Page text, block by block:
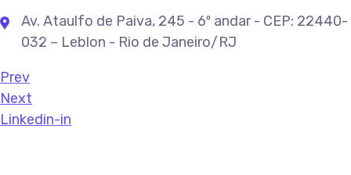
Av. Ataulfo de Paiva, 245 - 6º andar - CEP: 22440-
032 – Leblon - Rio de Janeiro/RJ
Prev
Next
Linkedin-in